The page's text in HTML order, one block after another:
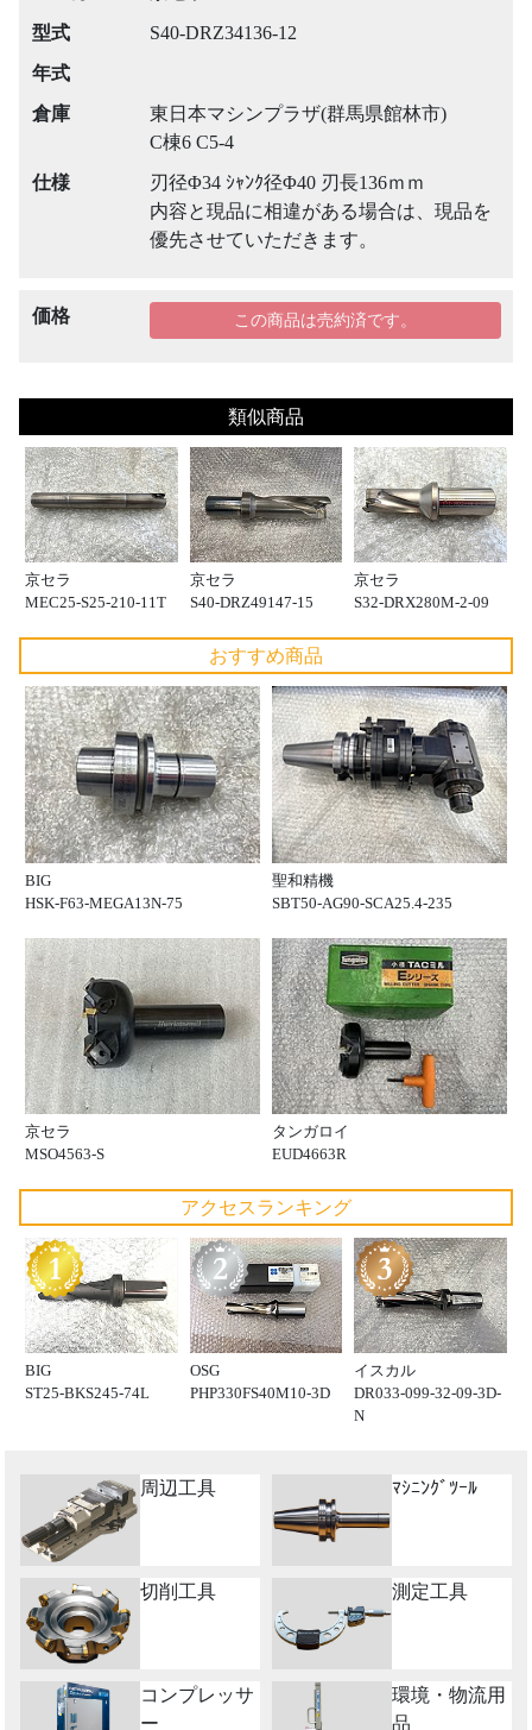
型式
S40-DRZ34136-12
年式
倉庫
東日本マシンプラザ(群馬県館林市)
C棟6 C5-4
仕様
刃径Φ34 ｼｬﾝｸ径Φ40 刃長136ｍｍ
内容と現品に相違がある場合は、現品を
優先させていただきます。
価格 この商品は売約済です。
類似商品
京セラ
MEC25-S25-210-11T
京セラ
S40-DRZ49147-15
京セラ
S32-DRX280M-2-09
おすすめ商品
BIG
HSK-F63-MEGA13N-75
聖和精機
SBT50-AG90-SCA25.4-235
京セラ
MSO4563-S
タンガロイ
EUD4663R
アクセスランキング
BIG
ST25-BKS245-74L
OSG
PHP330FS40M10-3D
イスカル
DR033-099-32-09-3D-
N
周辺工具 ﾏｼﾆﾝｸﾞﾂｰﾙ
切削工具 測定工具
コンプレッサ
ー
環境・物流用
品